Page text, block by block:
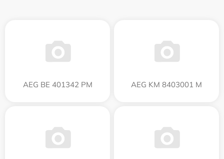
AEG BE 401342 PM AEG KM 8403001 M